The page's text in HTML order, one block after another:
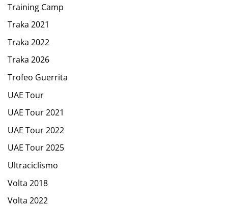
Training Camp
Traka 2021
Traka 2022
Traka 2026
Trofeo Guerrita
UAE Tour
UAE Tour 2021
UAE Tour 2022
UAE Tour 2025
Ultraciclismo
Volta 2018
Volta 2022